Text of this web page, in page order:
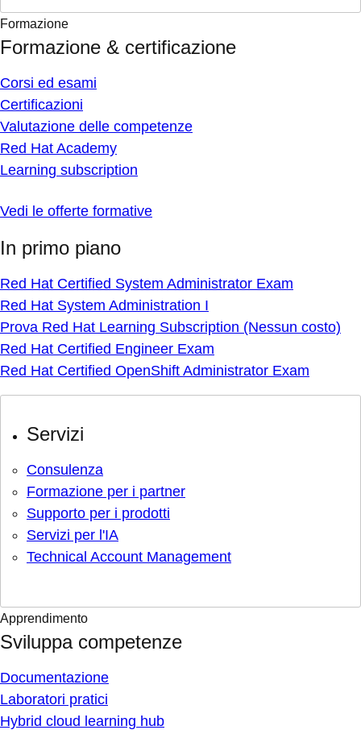
Formazione
Formazione & certificazione
Corsi ed esami
Certificazioni
Valutazione delle competenze
Red Hat Academy
Learning subscription
Vedi le offerte formative
In primo piano
Red Hat Certified System Administrator Exam
Red Hat System Administration I
Prova Red Hat Learning Subscription (Nessun costo)
Red Hat Certified Engineer Exam
Red Hat Certified OpenShift Administrator Exam
Servizi
Consulenza
Formazione per i partner
Supporto per i prodotti
Servizi per l'IA
Technical Account Management
Apprendimento
Sviluppa competenze
Documentazione
Laboratori pratici
Hybrid cloud learning hub